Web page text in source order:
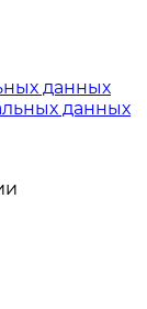
данных
данных